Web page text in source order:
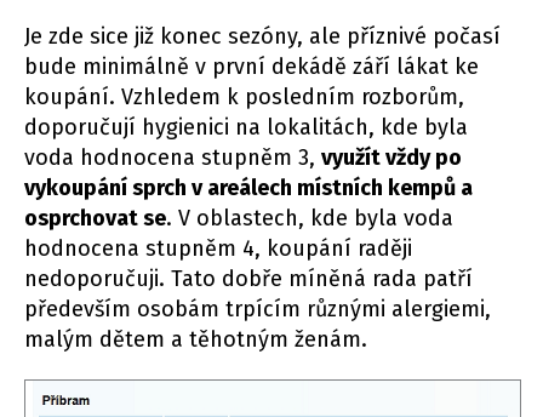
Je zde sice již konec sezóny, ale příznivé počasí
bude minimálně v první dekádě září lákat ke
koupání. Vzhledem k posledním rozborům,
doporučují hygienici na lokalitách, kde byla
voda hodnocena stupněm 3, využít vždy po
vykoupání sprch v areálech místních kempů a
osprchovat se. V oblastech, kde byla voda
hodnocena stupněm 4, koupání raději
nedoporučuji. Tato dobře míněná rada patří
především osobám trpícím různými alergiemi,
malým dětem a těhotným ženám.